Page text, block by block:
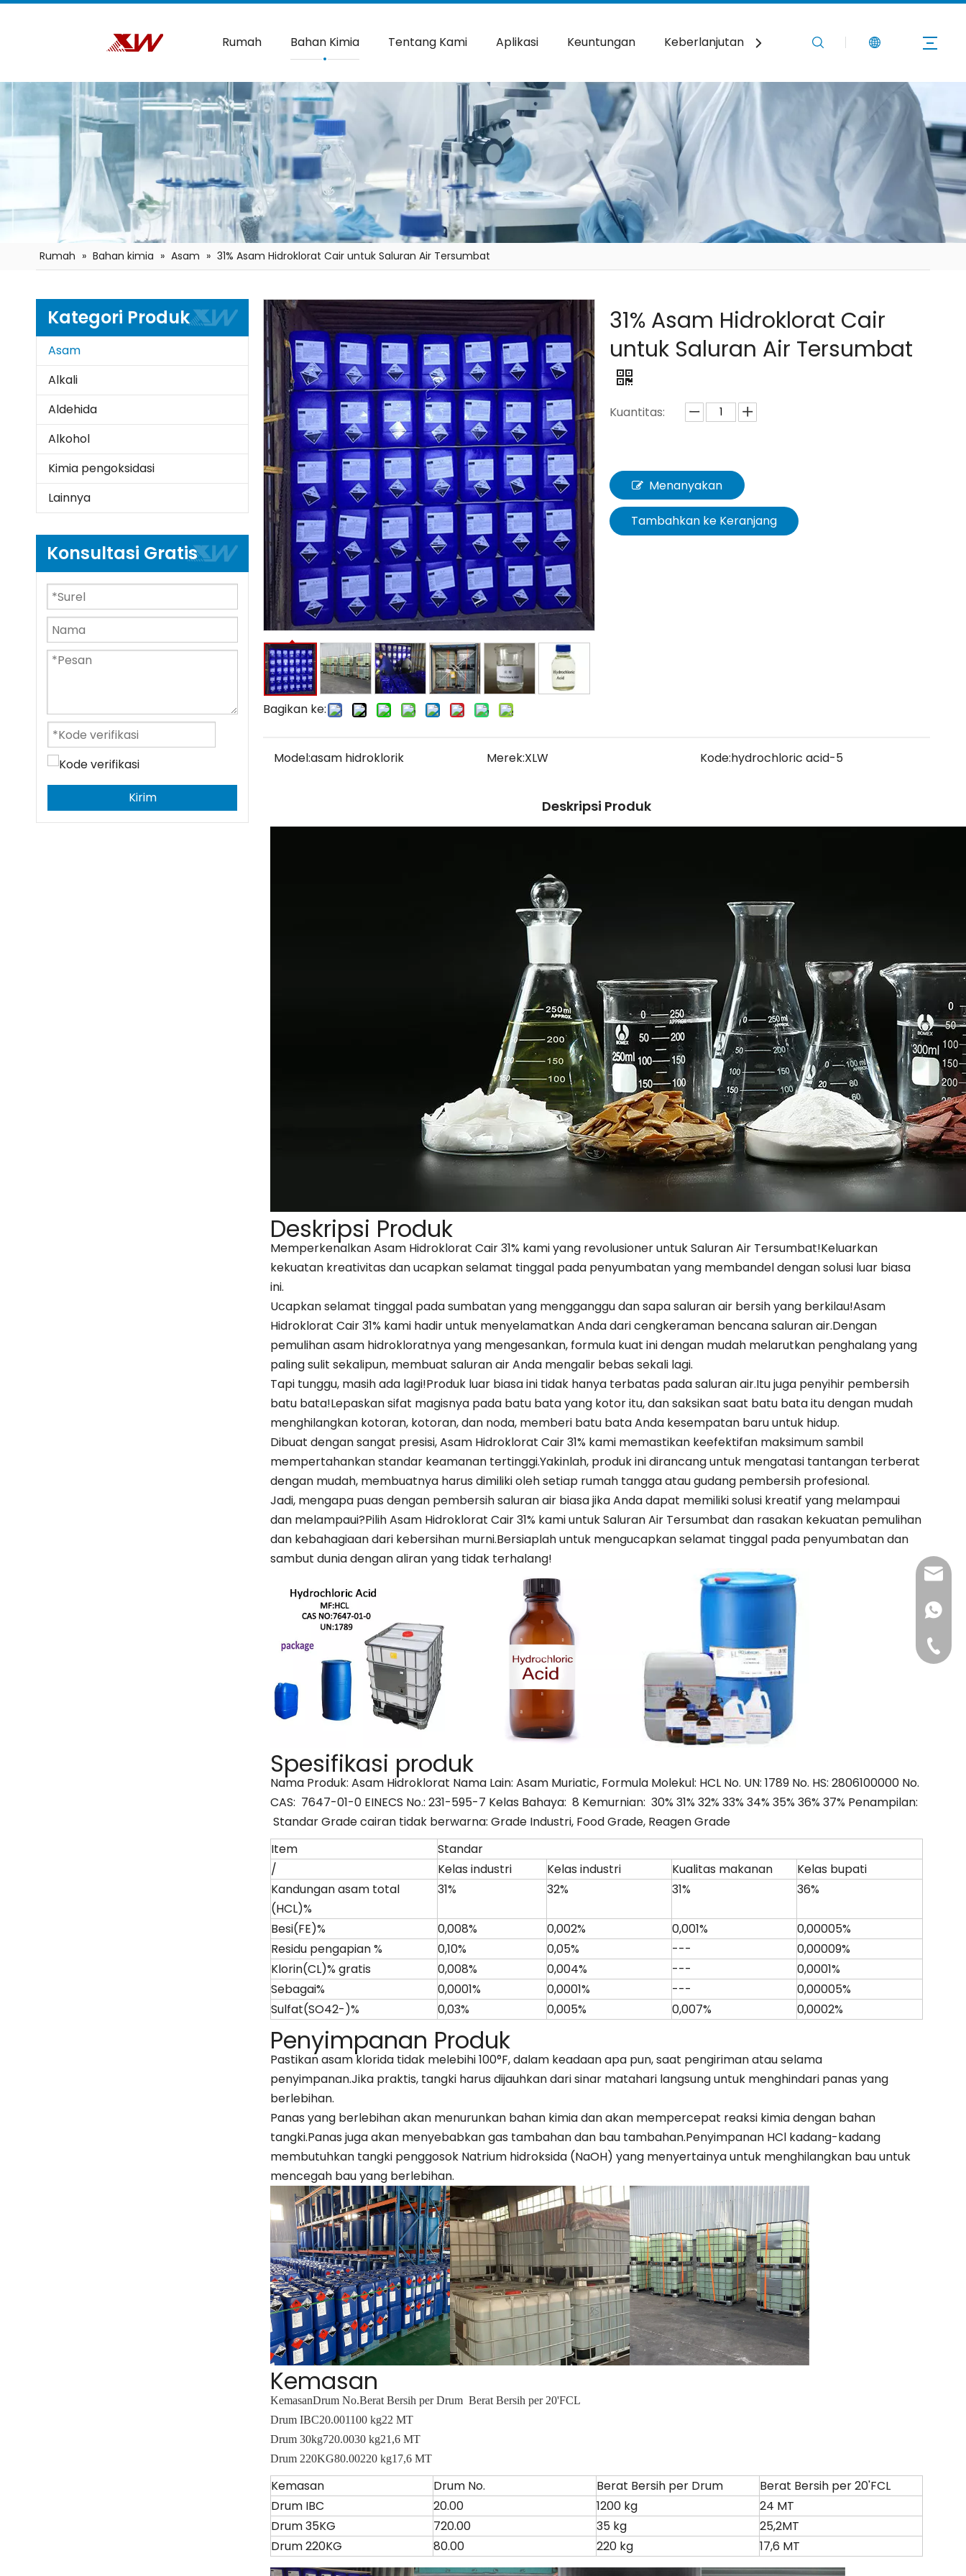
Rumah Bahan Kimia Tentang Kami Aplikasi Keuntungan Keberlanjutan Hubungi Kami
Rumah » Bahan kimia » Asam » 31% Asam Hidroklorat Cair untuk Saluran Air Tersumbat
Kategori Produk
Asam
Alkali
Aldehida
Alkohol
Kimia pengoksidasi
Lainnya
Konsultasi Gratis
Kirim
Bagikan ke:
31% Asam Hidroklorat Cair
untuk Saluran Air Tersumbat
Kuantitas:
Menanyakan
Tambahkan ke Keranjang
Model:asam hidroklorik Merek:XLW Kode:hydrochloric acid-5
Deskripsi Produk
Deskripsi Produk
Memperkenalkan Asam Hidroklorat Cair 31% kami yang revolusioner untuk Saluran Air Tersumbat!Keluarkan
kekuatan kreativitas dan ucapkan selamat tinggal pada penyumbatan yang membandel dengan solusi luar biasa
ini.
Ucapkan selamat tinggal pada sumbatan yang mengganggu dan sapa saluran air bersih yang berkilau!Asam
Hidroklorat Cair 31% kami hadir untuk menyelamatkan Anda dari cengkeraman bencana saluran air.Dengan
pemulihan asam hidrokloratnya yang mengesankan, formula kuat ini dengan mudah melarutkan penghalang yang
paling sulit sekalipun, membuat saluran air Anda mengalir bebas sekali lagi.
Tapi tunggu, masih ada lagi!Produk luar biasa ini tidak hanya terbatas pada saluran air.Itu juga penyihir pembersih
batu bata!Lepaskan sifat magisnya pada batu bata yang kotor itu, dan saksikan saat batu bata itu dengan mudah
menghilangkan kotoran, kotoran, dan noda, memberi batu bata Anda kesempatan baru untuk hidup.
Dibuat dengan sangat presisi, Asam Hidroklorat Cair 31% kami memastikan keefektifan maksimum sambil
mempertahankan standar keamanan tertinggi.Yakinlah, produk ini dirancang untuk mengatasi tantangan terberat
dengan mudah, membuatnya harus dimiliki oleh setiap rumah tangga atau gudang pembersih profesional.
Jadi, mengapa puas dengan pembersih saluran air biasa jika Anda dapat memiliki solusi kreatif yang melampaui
dan melampaui?Pilih Asam Hidroklorat Cair 31% kami untuk Saluran Air Tersumbat dan rasakan kekuatan pemulihan
dan kebahagiaan dari kebersihan murni.Bersiaplah untuk mengucapkan selamat tinggal pada penyumbatan dan
sambut dunia dengan aliran yang tidak terhalang!
Spesifikasi produk
Nama Produk: Asam Hidroklorat Nama Lain: Asam Muriatic, Formula Molekul: HCL No. UN: 1789 No. HS: 2806100000 No.
CAS: 7647-01-0 EINECS No.: 231-595-7 Kelas Bahaya: 8 Kemurnian: 30% 31% 32% 33% 34% 35% 36% 37% Penampilan:
Standar Grade cairan tidak berwarna: Grade Industri, Food Grade, Reagen Grade
Item
Standar
/
Kelas industri Kelas industri Kualitas makanan
Kelas bupati
Kandungan asam total
(HCL)%
31% 32% 31% 36%
Besi(FE)% 0,008% 0,002% 0,001%
0,00005%
Residu pengapian %
0,10% 0,05% ---
0,00009%
Klorin(CL)% gratis
0,008% 0,004% ---
0,0001%
Sebagai%
0,0001% 0,0001% ---
0,00005%
Sulfat(SO42-)%
0,03% 0,005% 0,007% 0,0002%
Penyimpanan Produk
Pastikan asam klorida tidak melebihi 100°F, dalam keadaan apa pun, saat pengiriman atau selama
penyimpanan.Jika praktis, tangki harus dijauhkan dari sinar matahari langsung untuk menghindari panas yang
berlebihan.
Panas yang berlebihan akan menurunkan bahan kimia dan akan mempercepat reaksi kimia dengan bahan
tangki.Panas juga akan menyebabkan gas tambahan dan bau tambahan.Penyimpanan HCl kadang-kadang
membutuhkan tangki penggosok Natrium hidroksida (NaOH) yang menyertainya untuk menghilangkan bau untuk
mencegah bau yang berlebihan.
Kemasan
KemasanDrum No.Berat Bersih per Drum Berat Bersih per 20'FCL
Drum IBC20.001100 kg22 MT
Drum 30kg720.0030 kg21,6 MT
Drum 220KG80.00220 kg17,6 MT
Kemasan Drum No. Berat Bersih per Drum
Berat Bersih per 20'FCL
Drum IBC
20.00 1200 kg
24 MT
Drum 35KG
720.00 35 kg
25,2MT
Drum 220KG
80.00 220 kg 17,6 MT
+86-
+86-